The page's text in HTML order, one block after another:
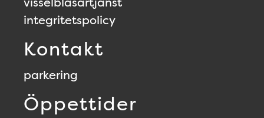
integritetspolicy
Kontakt
parkering
Öppettider